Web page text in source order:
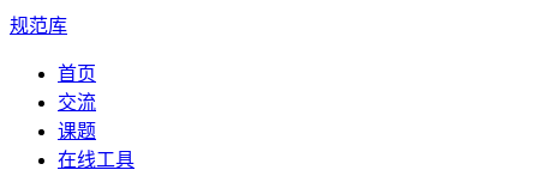
规范库
首页
交流
课题
在线工具